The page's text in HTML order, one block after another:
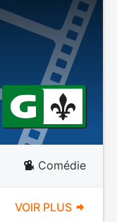
Comédie
VOIR PLUS